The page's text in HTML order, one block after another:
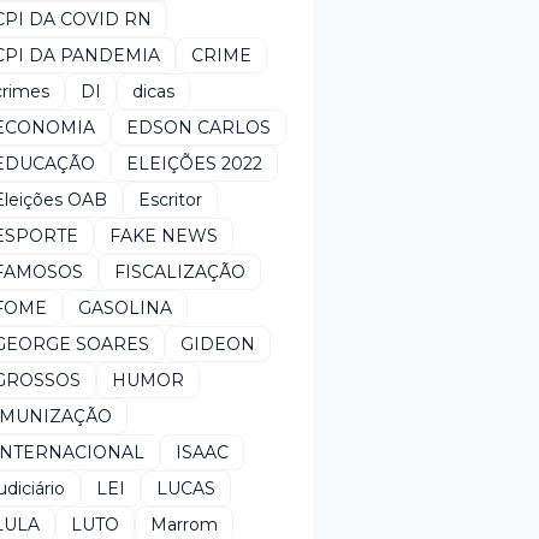
DA COVID RN
DA PANDEMIA
CRIME
DI
dicas
EDSON CARLOS
ELEIÇÕES 2022
OAB
Escritor
FAKE NEWS
FISCALIZAÇÃO
GASOLINA
SOARES
GIDEON
HUMOR
ISAAC
LEI
LUCAS
LUTO Marrom